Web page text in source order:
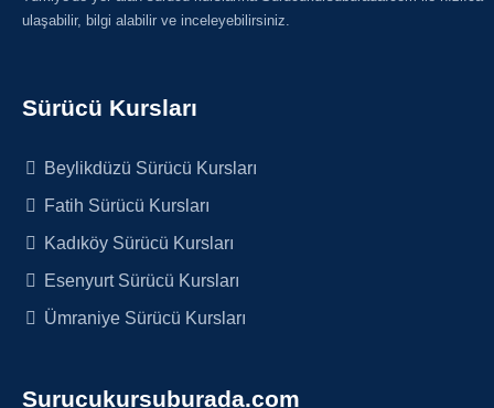
ulaşabilir, bilgi alabilir ve inceleyebilirsiniz.
Sürücü Kursları
Beylikdüzü Sürücü Kursları
Fatih Sürücü Kursları
Kadıköy Sürücü Kursları
Esenyurt Sürücü Kursları
Ümraniye Sürücü Kursları
Surucukursuburada.com